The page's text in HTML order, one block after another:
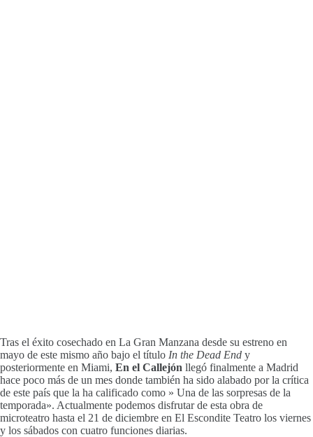
Tras el éxito cosechado en La Gran Manzana desde su estreno en
mayo de este mismo año bajo el título In the Dead End y
posteriormente en Miami, En el Callejón llegó finalmente a Madrid
hace poco más de un mes donde también ha sido alabado por la crítica
de este país que la ha calificado como » Una de las sorpresas de la
temporada». Actualmente podemos disfrutar de esta obra de
microteatro hasta el 21 de diciembre en El Escondite Teatro los viernes
y los sábados con cuatro funciones diarias.